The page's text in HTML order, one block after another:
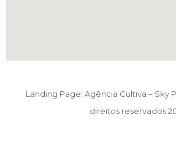
Landing Page: Agência Cultiva – Sky
direitos reservados